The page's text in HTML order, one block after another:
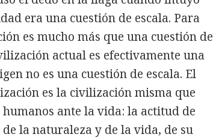
era una cuestión de escala. Para
es mucho más que una cuestión de
actual es efectivamente una
no es una cuestión de escala. El
es la civilización misma que
ante la vida: la actitud de
la naturaleza y de la vida, de su